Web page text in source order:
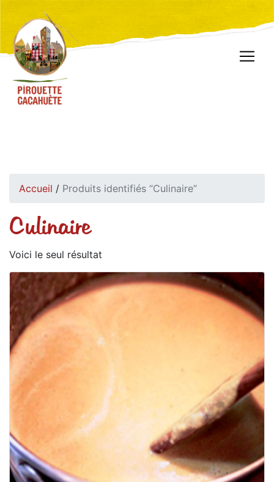
Accueil / Produits identifiés “Culinaire”
Culinaire
Voici le seul résultat